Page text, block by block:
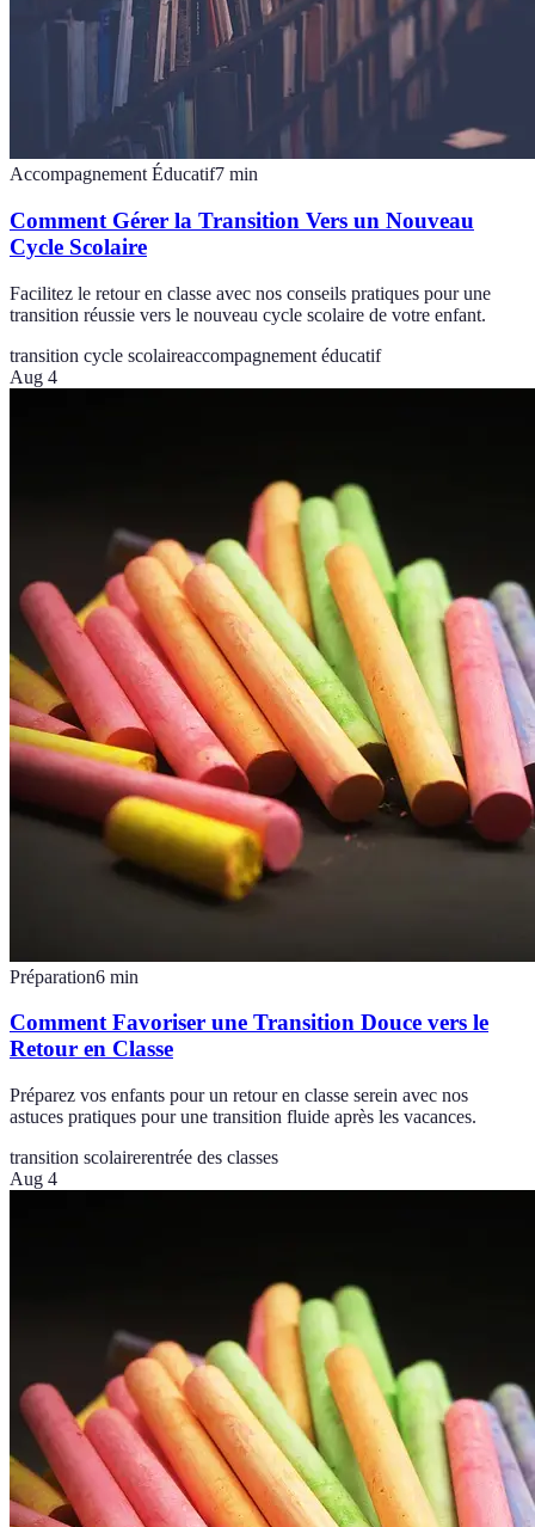
Accompagnement Éducatif7 min
Comment Gérer la Transition Vers un Nouveau
Cycle Scolaire
Facilitez le retour en classe avec nos conseils pratiques pour une
transition réussie vers le nouveau cycle scolaire de votre enfant.
transition cycle scolaireaccompagnement éducatif
Aug 4
Préparation6 min
Comment Favoriser une Transition Douce vers le
Retour en Classe
Préparez vos enfants pour un retour en classe serein avec nos
astuces pratiques pour une transition fluide après les vacances.
transition scolairerentrée des classes
Aug 4